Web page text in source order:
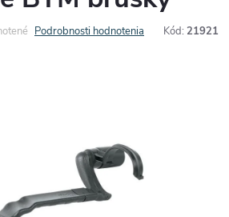
Podrobnosti hodnotenia Kód: 21921